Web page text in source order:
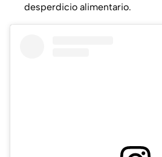
desperdicio alimentario.